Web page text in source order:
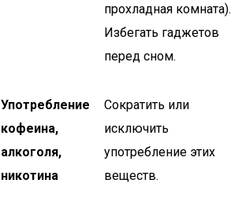
прохладная комната).
Избегать гаджетов
перед сном.
Употребление
кофеина,
алкоголя,
никотина
Сократить или
исключить
употребление этих
веществ.